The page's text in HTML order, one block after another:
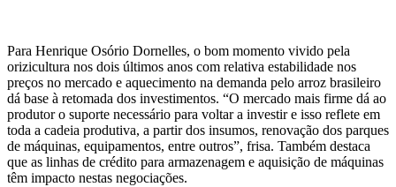
Para Henrique Osório Dornelles, o bom momento vivido pela
orizicultura nos dois últimos anos com relativa estabilidade nos
preços no mercado e aquecimento na demanda pelo arroz brasileiro
dá base à retomada dos investimentos. “O mercado mais firme dá ao
produtor o suporte necessário para voltar a investir e isso reflete em
toda a cadeia produtiva, a partir dos insumos, renovação dos parques
de máquinas, equipamentos, entre outros”, frisa. Também destaca
que as linhas de crédito para armazenagem e aquisição de máquinas
têm impacto nestas negociações.